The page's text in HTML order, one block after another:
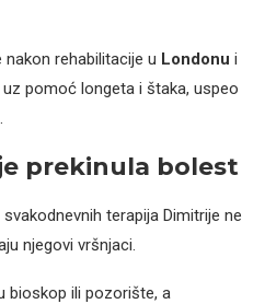
rehabilitacije u Londonu i
uz pomoć longeta i štaka, uspeo
prekinula bolest
terapija Dimitrije ne
njegovi vršnjaci.
bioskop ili pozorište, a